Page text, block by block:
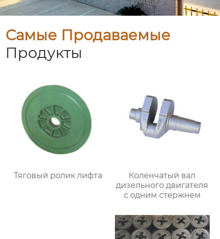
Самые Продаваемые
Продукты
Тяговый ролик лифта
Коленчатый вал
дизельного двигателя
с одним стержнем